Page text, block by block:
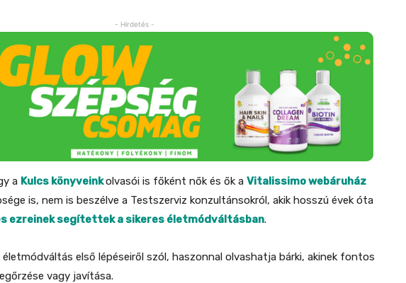
- Hirdetés -
a Kulcs könyveinkolvasói is főként nők és ők a Vitalissimo webáruház
is, nem is beszélve a Testszerviz konzultánsokról, akik hosszú évek óta
ezreinek segítettek a sikeres életmódváltásban.
életmódváltás első lépéseiről szól, haszonnal olvashatja bárki, akinek fontos
vagy javítása.